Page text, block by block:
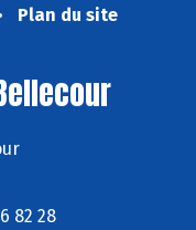
Plan du site
82 28